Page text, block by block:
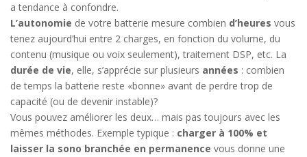
a tendance à confondre.
L’autonomie de votre batterie mesure combien d’heures vous
tenez aujourd’hui entre 2 charges, en fonction du volume, du
contenu (musique ou voix seulement), traitement DSP, etc. La
durée de vie, elle, s’apprécie sur plusieurs années : combien
de temps la batterie reste «bonne» avant de perdre trop de
capacité (ou de devenir instable)?
Vous pouvez améliorer les deux… mais pas toujours avec les
mêmes méthodes. Exemple typique : charger à 100% et
laisser la sono branchée en permanence vous donne une